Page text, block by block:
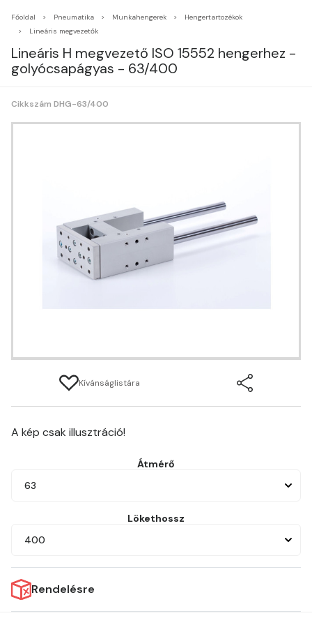
Főoldal Pneumatika Munkahengerek
Hengertartozékok
Lineáris megvezetők
Lineáris H megvezető ISO 15552 hengerhez -
golyócsapágyas - 63/400
Cikkszám DHG-63/400
Kívánságlistára
A kép csak illusztráció!
Átmérő
63
Lökethossz
400
Rendelésre